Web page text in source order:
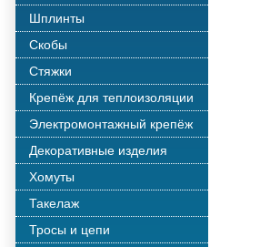
Шплинты
Скобы
Стяжки
Крепёж для теплоизоляции
Электромонтажный крепёж
Декоративные изделия
Хомуты
Такелаж
Тросы и цепи